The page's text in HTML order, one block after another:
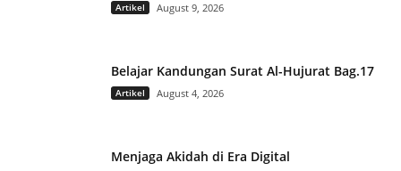
Artikel August 9, 2026
Belajar Kandungan Surat Al-Hujurat Bag.17
Artikel August 4, 2026
Menjaga Akidah di Era Digital